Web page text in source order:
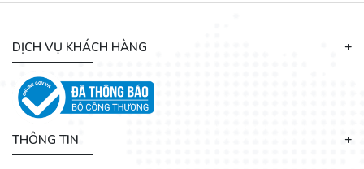
DỊCH VỤ KHÁCH HÀNG
THÔNG TIN